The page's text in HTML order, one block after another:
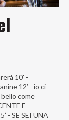
10' -
12’ - io ci
come
E
- SE SEI UNA